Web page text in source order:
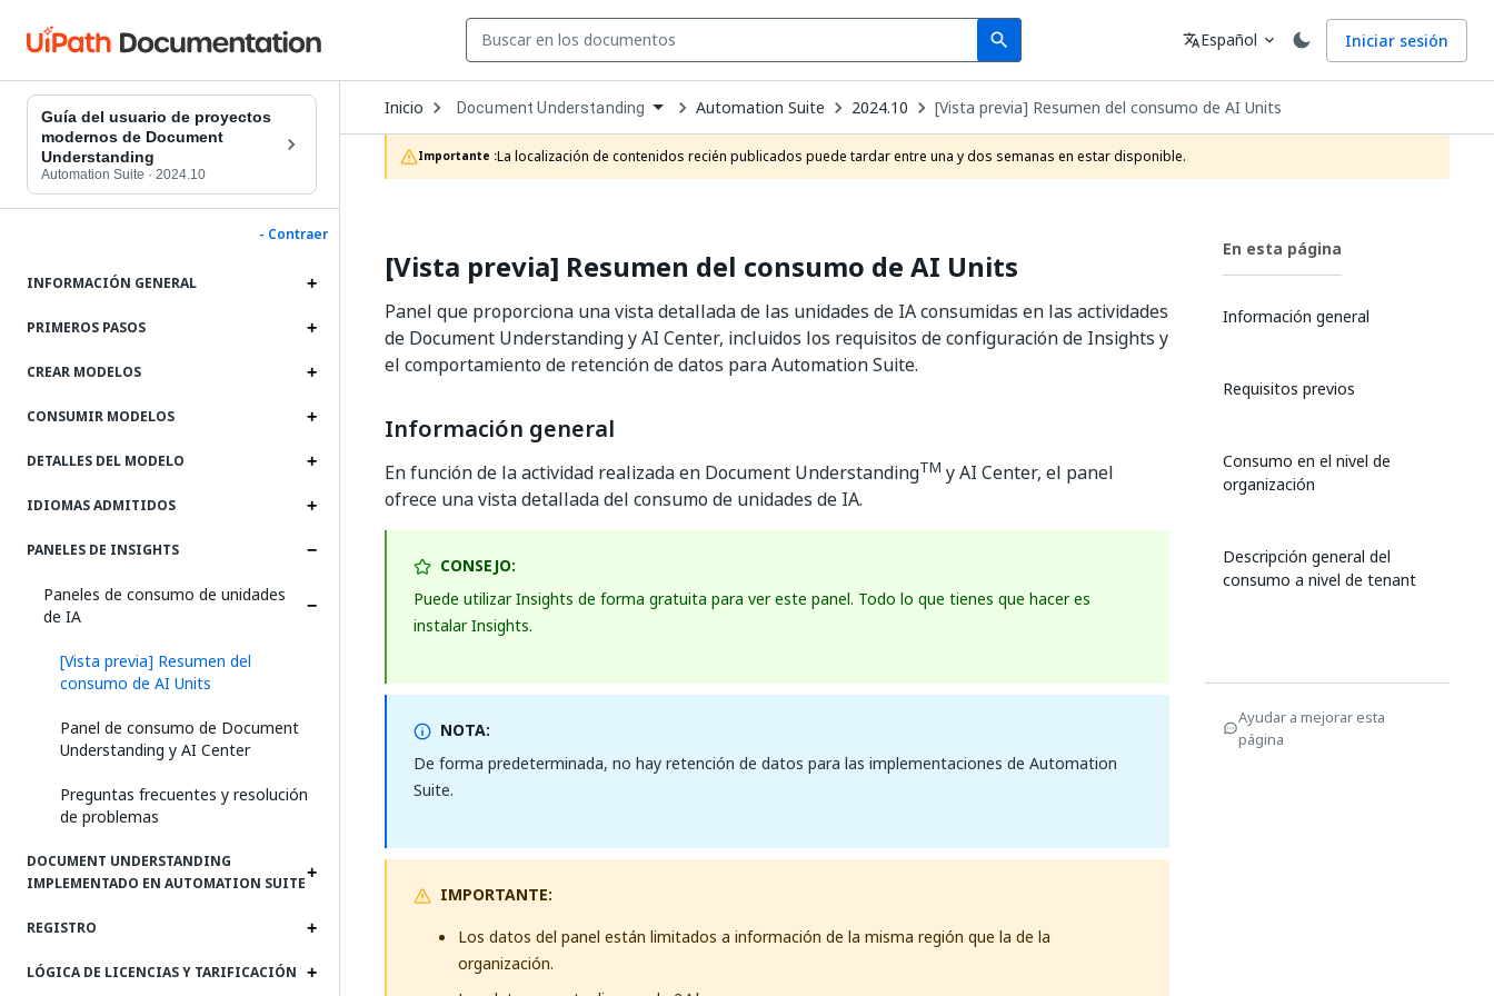
search
Search Idioma
translateEspañol expand_more Iniciar sesión
Guía del usuario de proyectos
modernos de Document
Understanding
Automation Suite · 2024.10
- Contraer
INFORMACIÓN GENERAL
PRIMEROS PASOS
CREAR MODELOS
CONSUMIR MODELOS
DETALLES DEL MODELO
IDIOMAS ADMITIDOS
PANELES DE INSIGHTS
Paneles de consumo de unidades
de IA
[Vista previa] Resumen del
consumo de AI Units
Panel de consumo de Document
Understanding y AI Center
Preguntas frecuentes y resolución
de problemas
DOCUMENT UNDERSTANDING
IMPLEMENTADO EN AUTOMATION SUITE
REGISTRO
LÓGICA DE LICENCIAS Y TARIFICACIÓN
Inicio Open
Dropdown
to
choose
product
Document Understanding Automation Suite 2024.10 [Vista previa] Resumen del consumo de AI Units
Importante :La localización de contenidos recién publicados puede tardar entre una y dos semanas en estar disponible.
[Vista previa] Resumen del consumo de AI Units
Panel que proporciona una vista detallada de las unidades de IA consumidas en las actividades
de Document Understanding y AI Center, incluidos los requisitos de configuración de Insights y
el comportamiento de retención de datos para Automation Suite.
Información general
En función de la actividad realizada en Document UnderstandingTM y AI Center, el panel
ofrece una vista detallada del consumo de unidades de IA.
CONSEJO:
Puede utilizar Insights de forma gratuita para ver este panel. Todo lo que tienes que hacer es
instalar Insights.
NOTA:
De forma predeterminada, no hay retención de datos para las implementaciones de Automation
Suite.
IMPORTANTE:
Los datos del panel están limitados a información de la misma región que la de la
organización.
En esta página
Información general
Requisitos previos
Consumo en el nivel de
organización
Descripción general del
consumo a nivel de tenant
Ayudar a mejorar esta
página